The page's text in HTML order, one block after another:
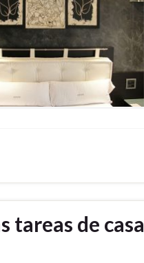
tareas de casa